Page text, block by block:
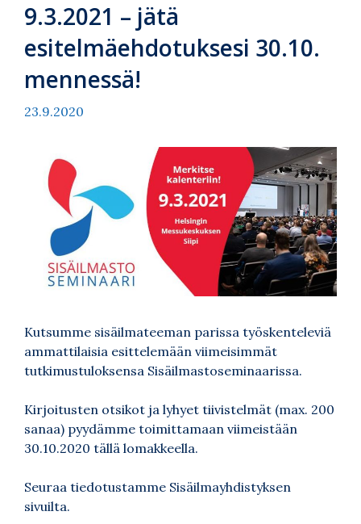
9.3.2021 – jätä
esitelmäehdotuksesi 30.10.
mennessä!
23.9.2020
Kutsumme sisäilmateeman parissa työskenteleviä
ammattilaisia esittelemään viimeisimmät
tutkimustuloksensa Sisäilmastoseminaarissa.
Kirjoitusten otsikot ja lyhyet tiivistelmät (max. 200
sanaa) pyydämme toimittamaan viimeistään
30.10.2020 tällä lomakkeella.
Seuraa tiedotustamme Sisäilmayhdistyksen
sivuilta.